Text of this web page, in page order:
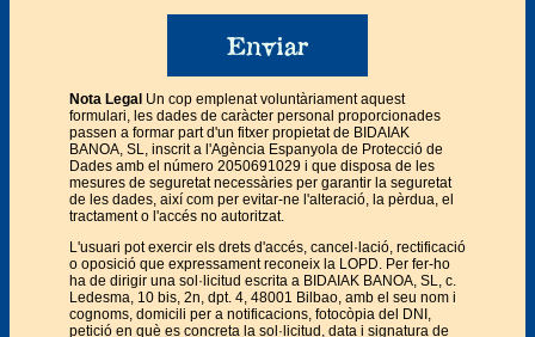
Nota Legal Un cop emplenat voluntàriament aquest
formulari, les dades de caràcter personal proporcionades
passen a formar part d'un fitxer propietat de BIDAIAK
BANOA, SL, inscrit a l'Agència Espanyola de Protecció de
Dades amb el número 2050691029 i que disposa de les
mesures de seguretat necessàries per garantir la seguretat
de les dades, així com per evitar-ne l'alteració, la pèrdua, el
tractament o l'accés no autoritzat.
L'usuari pot exercir els drets d'accés, cancel·lació, rectificació
o oposició que expressament reconeix la LOPD. Per fer-ho
ha de dirigir una sol·licitud escrita a BIDAIAK BANOA, SL, c.
Ledesma, 10 bis, 2n, dpt. 4, 48001 Bilbao, amb el seu nom i
cognoms, domicili per a notificacions, fotocòpia del DNI,
petició en què es concreta la sol·licitud, data i signatura de